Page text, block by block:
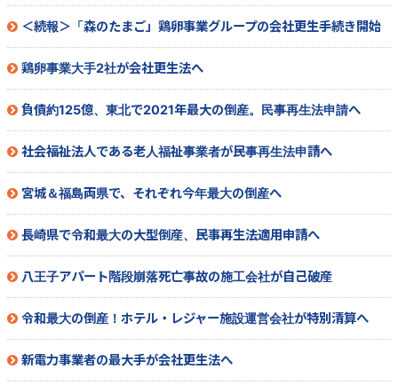
＜続報＞「森のたまご」鶏卵事業グループの会社更生手続き開始
鶏卵事業大手2社が会社更生法へ
負債約125億、東北で2021年最大の倒産。民事再生法申請へ
社会福祉法人である老人福祉事業者が民事再生法申請へ
宮城＆福島両県で、それぞれ今年最大の倒産へ
長崎県で令和最大の大型倒産、民事再生法適用申請へ
八王子アパート階段崩落死亡事故の施工会社が自己破産
令和最大の倒産！ホテル・レジャー施設運営会社が特別清算へ
新電力事業者の最大手が会社更生法へ